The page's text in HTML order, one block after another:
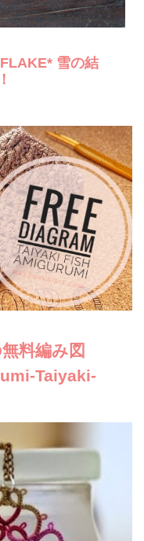
雪の結
料編み図
Taiyaki-